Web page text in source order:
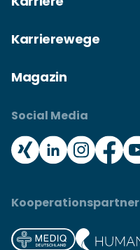
Karrierewege
Magazin
Social Media
Kooperationspartner